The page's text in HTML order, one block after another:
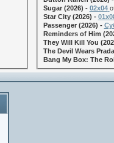
Sugar (2026) - 02x04
Star City (2026) -
Passenger (2026) -
Reminders of Him
They Will Kill You
The Devil Wears
Bang My Box: The